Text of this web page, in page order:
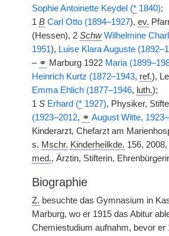
Sophie Antoinette Keydel (* 1840);
1 B Carl Otto (1894–1927), ev.
(Hessen), 2 Schw Wilhelmine
1951), Luise Klara Auguste
– ⚭ Marburg 1922 Maria
Heinrich Kurtz (1872–1943, ref.),
Emma Ehlich (1877–1946, luth.);
1 S Erhard (* 1927), Physiker,
(1923–2012, ⚭ August Witte,
Kinderarzt, Chefarzt am
s. Mschr. Kinderheilkde. 156,
med., Ärztin, Stifterin,
Biographie
Z. besuchte das Gymnasium in
Marburg, wo er 1915 das Abitur
Chemiestudium aufnahm, bevor er